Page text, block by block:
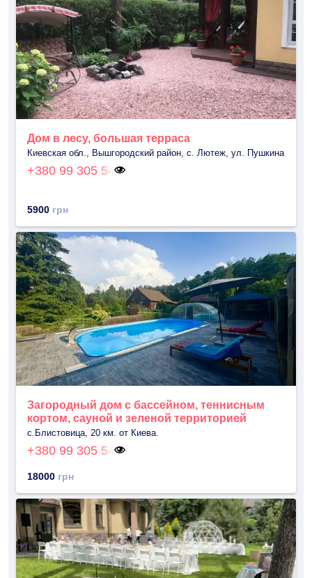
Дом в лесу, большая терраса
Киевская обл., Вышгородский район, с. Лютеж, ул. Пушкина
+380 99 305 54
5900 грн
Загородный дом с бассейном, теннисным
кортом, сауной и зеленой территорией
с.Блистовица, 20 км. от Киева.
+380 99 305 54
18000 грн